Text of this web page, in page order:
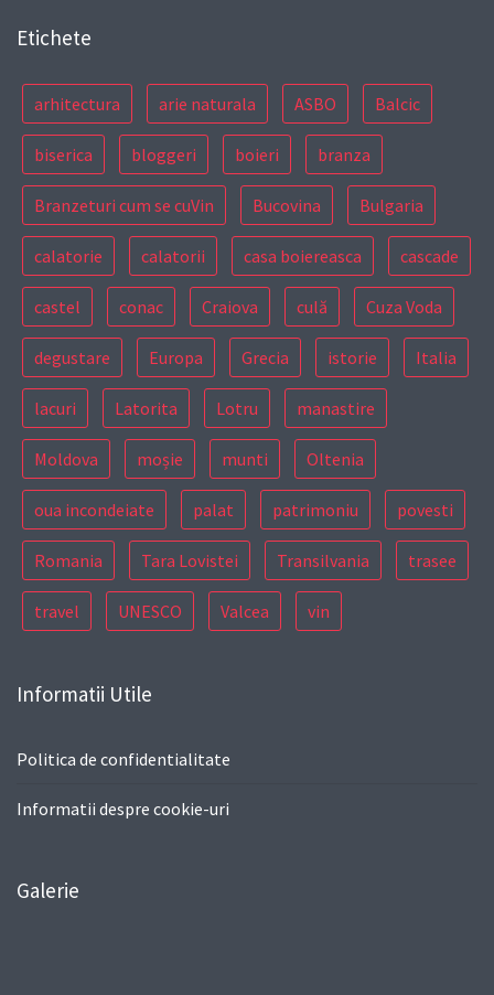
Etichete
arhitectura arie naturala ASBO Balcic
biserica bloggeri boieri branza
Branzeturi cum se cuVin Bucovina Bulgaria
calatorie calatorii casa boiereasca cascade
castel conac Craiova culă Cuza Voda
degustare Europa Grecia istorie Italia
lacuri Latorita Lotru manastire
Moldova moșie munti Oltenia
oua incondeiate palat patrimoniu povesti
Romania Tara Lovistei Transilvania trasee
travel UNESCO Valcea vin
Informatii Utile
Politica de confidentialitate
Informatii despre cookie-uri
Galerie